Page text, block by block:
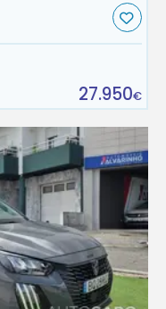
27.950€